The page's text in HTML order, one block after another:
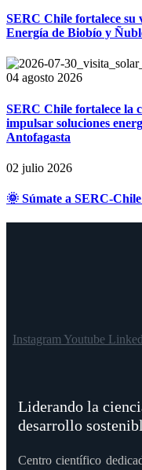
SERC Chile fortalece
Energía de Biobío y
04 agosto 2026
SERC Chile fortalece la
impulsar soluciones
Antofagasta
02 julio 2026
🌞 Súmate a SERC-
InstagramYoutube
Liderando la
desarrollo
Centro científico